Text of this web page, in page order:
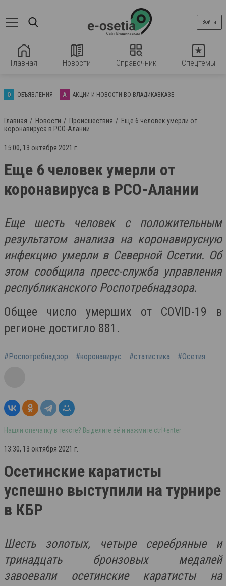
Главная Новости Справочник Спецтемы
Войти
О ОБЪЯВЛЕНИЯ А АКЦИИ И НОВОСТИ ВО ВЛАДИКАВКАЗЕ
Главная Новости Происшествия
Еще 6 человек умерли от
коронавируса в РСО-Алании
15:00, 13 октября 2021 г.
Еще 6 человек умерли от
коронавируса в РСО-Алании
Еще шесть человек с положительным
результатом анализа на коронавирусную
инфекцию умерли в Северной Осетии. Об
этом сообщила пресс-служба управления
республиканского Роспотребнадзора.
Общее число умерших от COVID-19 в
регионе достигло 881.
#Роспотребнадзор #коронавирус #статистика #Осетия
Нашли опечатку в тексте? Выделите её и нажмите ctrl+enter
13:30, 13 октября 2021 г.
Осетинские каратисты
успешно выступили на турнире
в КБР
Шесть золотых, четыре серебряные и
тринадцать бронзовых медалей
завоевали осетинские каратисты на